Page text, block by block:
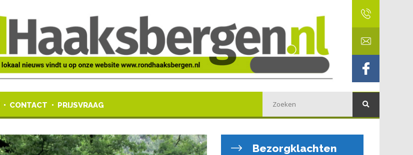
CONTACT PRIJSVRAAG
Bezorgklachten